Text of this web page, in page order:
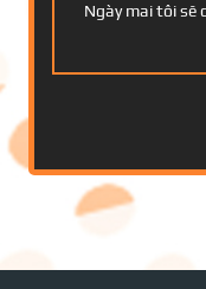
Ngày mai tôi sẽ